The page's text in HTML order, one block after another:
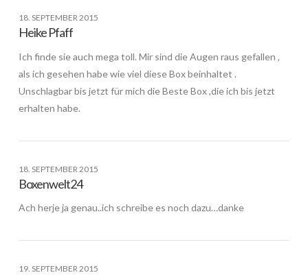
18. SEPTEMBER 2015
Heike Pfaff
Ich finde sie auch mega toll. Mir sind die Augen raus gefallen ,
als ich gesehen habe wie viel diese Box beinhaltet .
Unschlagbar bis jetzt für mich die Beste Box ,die ich bis jetzt
erhalten habe.
18. SEPTEMBER 2015
Boxenwelt24
Ach herje ja genau..ich schreibe es noch dazu…danke
19. SEPTEMBER 2015